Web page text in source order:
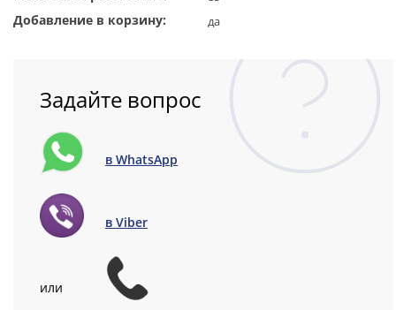
Добавление в корзину: да
Задайте вопрос
в WhatsApp
в Viber
или